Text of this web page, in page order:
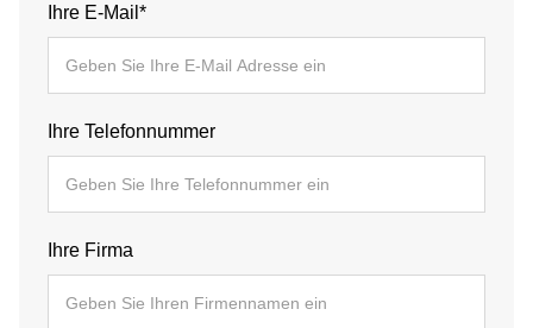
Ihre E-Mail*
Ihre Telefonnummer
Ihre Firma